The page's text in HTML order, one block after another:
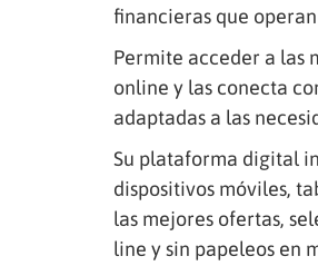
financieras que
Permite acceder a las
online y las conecta
adaptadas a las
Su plataforma digital
dispositivos móviles,
las mejores ofertas,
line y sin papeleos en